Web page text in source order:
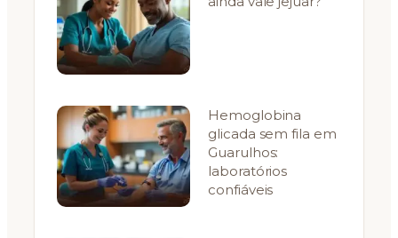
Hemoglobina
glicada sem fila em
Guarulhos:
laboratórios
confiáveis